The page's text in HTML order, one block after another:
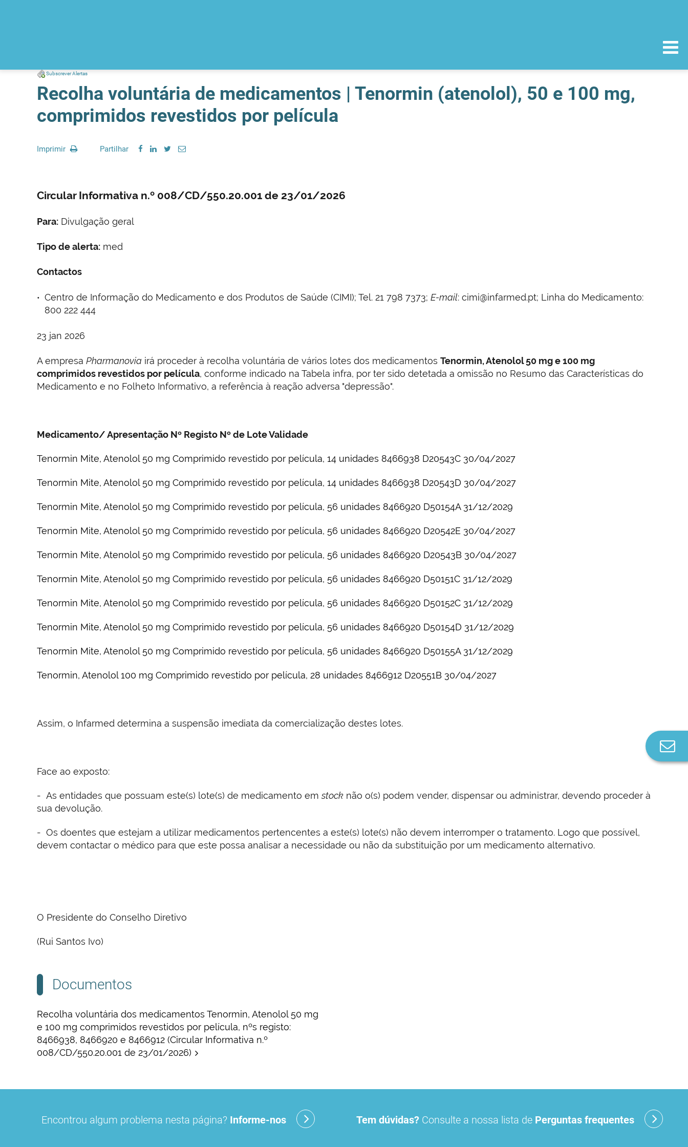
Subscrever Alertas
Recolha voluntária de medicamentos | Tenormin (atenolol), 50 e 100 mg,
comprimidos revestidos por película
Imprimir Partilhar
Circular Informativa n.º 008/CD/550.20.001 de 23/01/2026
Para: Divulgação geral
Tipo de alerta: med
Contactos
Centro de Informação do Medicamento e dos Produtos de Saúde (CIMI); Tel. 21 798 7373; E-mail: cimi@infarmed.pt; Linha do Medicamento:
800 222 444
23 jan 2026
A empresa Pharmanovia irá proceder à recolha voluntária de vários lotes dos medicamentos Tenormin, Atenolol 50 mg e 100 mg
comprimidos revestidos por película, conforme indicado na Tabela infra, por ter sido detetada a omissão no Resumo das Características do
Medicamento e no Folheto Informativo, a referência à reação adversa "depressão".
Medicamento/ Apresentação Nº Registo Nº de LoteValidade
Tenormin Mite, Atenolol 50 mg Comprimido revestido por película, 14 unidades 8466938 D20543C 30/04/2027
Tenormin Mite, Atenolol 50 mg Comprimido revestido por película, 14 unidades 8466938 D20543D 30/04/2027
Tenormin Mite, Atenolol 50 mg Comprimido revestido por película, 56 unidades 8466920 D50154A 31/12/2029
Tenormin Mite, Atenolol 50 mg Comprimido revestido por película, 56 unidades 8466920 D20542E 30/04/2027
Tenormin Mite, Atenolol 50 mg Comprimido revestido por película, 56 unidades 8466920 D20543B 30/04/2027
Tenormin Mite, Atenolol 50 mg Comprimido revestido por película, 56 unidades 8466920 D50151C 31/12/2029
Tenormin Mite, Atenolol 50 mg Comprimido revestido por película, 56 unidades 8466920 D50152C 31/12/2029
Tenormin Mite, Atenolol 50 mg Comprimido revestido por película, 56 unidades 8466920 D50154D 31/12/2029
Tenormin Mite, Atenolol 50 mg Comprimido revestido por película, 56 unidades 8466920 D50155A 31/12/2029
Tenormin, Atenolol 100 mg Comprimido revestido por película, 28 unidades 8466912 D20551B 30/04/2027
Assim, o Infarmed determina a suspensão imediata da comercialização destes lotes.
Face ao exposto:
- As entidades que possuam este(s) lote(s) de medicamento emstock não o(s) podem vender, dispensar ou administrar, devendo proceder à
sua devolução.
- Os doentes que estejam a utilizar medicamentos pertencentes a este(s) lote(s) não devem interromper o tratamento. Logo que possível,
devem contactar o médico para que este possa analisar a necessidade ou não da substituição por um medicamento alternativo.
O Presidente do Conselho Diretivo
(Rui Santos Ivo)
Documentos
Recolha voluntária dos medicamentos Tenormin, Atenolol 50 mg
e 100 mg comprimidos revestidos por película, nºs registo:
8466938, 8466920 e 8466912 (Circular Informativa n.º
008/CD/550.20.001 de 23/01/2026)
Encontrou algum problema nesta página? Informe-nos Tem dúvidas? Consulte a nossa lista de Perguntas frequentes